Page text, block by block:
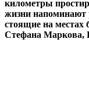
километры
жизни напоминают
стоящие на
Стефана Маркова,